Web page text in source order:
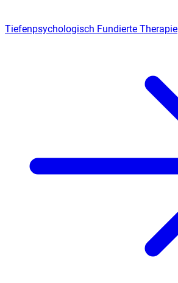
Tiefenpsychologisch Fundierte Therapie